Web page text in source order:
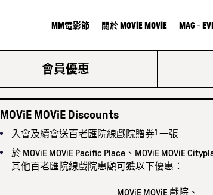
MM電影節 關於MOViE MOViE Mag +
會員優惠
MOViE MOViE Discounts
入會及續會送百老匯院線戲院贈券1 一張
於 MOViE MOViE Pacific Place、MOViE MOViE
其他百老匯院線戲院惠顧可獲以下優惠：
MOViE MOViE 戲院、